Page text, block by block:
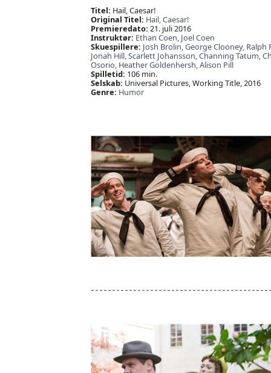
Titel: Hail, Caesar!
Original Titel: Hail, Caesar!
Premieredato: 21. juli 2016
Instruktør: Ethan Coen, Joel Coen
Skuespillere: Josh Brolin,George Clooney, Ralph
Jonah Hill,Scarlett Johansson,Channing Tatum,
Osorio, Heather Goldenhersh,Alison Pill
Spilletid: 106 min.
Selskab: Universal Pictures, Working Title, 2016
Genre: Humor